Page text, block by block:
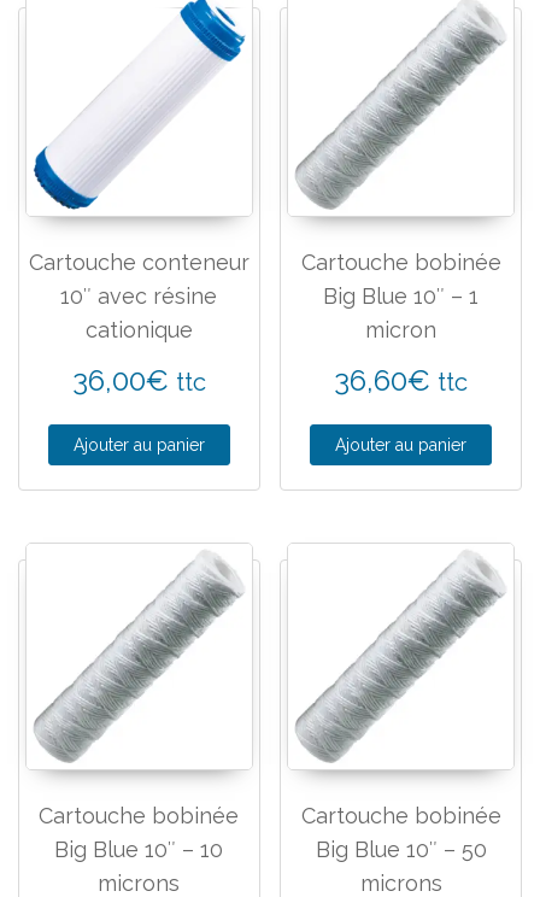
Cartouche conteneur
10″ avec résine
cationique
36,00€ ttc
Ajouter au panier
Cartouche bobinée
Big Blue 10″ – 1
micron
36,60€ ttc
Ajouter au panier
Cartouche bobinée
Big Blue 10″ – 10
microns
Cartouche bobinée
Big Blue 10″ – 50
microns